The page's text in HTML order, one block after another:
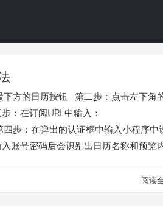
下方的日历按钮 第二步：点击左下角
：在订阅URL中输入：
步：在弹出的认证框中输入小程序中
账号密码后会识别出日历名称和预览
阅读